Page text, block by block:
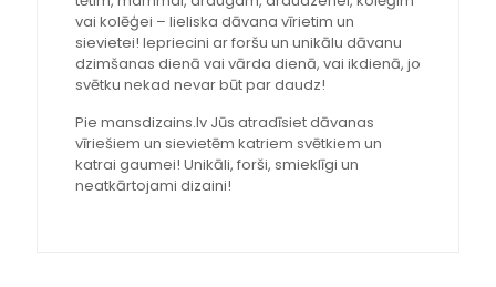
vai kolēģei – lieliska dāvana vīrietim un
sievietei! Iepriecini ar foršu un unikālu dāvanu
dzimšanas dienā vai vārda dienā, vai ikdienā, jo
svētku nekad nevar būt par daudz!
Pie mansdizains.lv Jūs atradīsiet dāvanas
vīriešiem un sievietēm katriem svētkiem un
katrai gaumei! Unikāli, forši, smieklīgi un
neatkārtojami dizaini!